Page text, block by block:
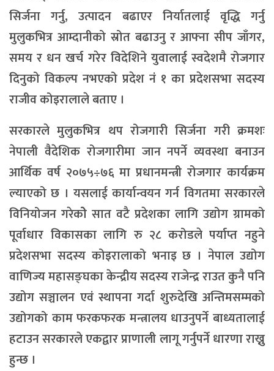
सिर्जना गर्नु, उत्पादन बढाएर निर्यातलाई वृद्धि गर्नु
मुलुकभित्र आम्दानीको स्रोत बढाउनु र आफ्ना सीप जाँगर,
समय र धन खर्च गरेर विदेशिने युवालाई स्वदेशमै रोजगार
दिनुको विकल्प नभएको प्रदेश नं १ का प्रदेशसभा सदस्य
राजीव कोइरालाले बताए ।
सरकारले मुलुकभित्र थप रोजगारी सिर्जना गरी क्रमशः
नेपाली वैदेशिक रोजगारीमा जान नपर्ने व्यवस्था बनाउन
आर्थिक वर्ष २०७५÷७६ मा प्रधानमन्त्री रोजगार कार्यक्रम
ल्याएको छ । यसलाई कार्यान्वयन गर्न विगतमा सरकारले
विनियोजन गरेकोे सात वटै प्रदेशका लागि उद्योग ग्रामको
पूर्वाधार विकासका लागि रु २८ करोडले पर्याप्त नहुने
प्रदेशसभा सदस्य कोइरालाको भनाइ छ । नेपाल उद्योग
वाणिज्य महासङ्घका केन्द्रीय सदस्य राजेन्द्र राउत कुनै पनि
उद्योग सञ्चालन एवं स्थापना गर्दा शुरुदेखि अन्तिमसम्मको
उद्योगको काम फरकफरक मन्त्रालय धाउनुपर्ने बाध्यतालाई
हटाउन सरकारले एकद्वार प्राणाली लागू गर्नुपर्ने धारणा राख्नु
हुन्छ ।